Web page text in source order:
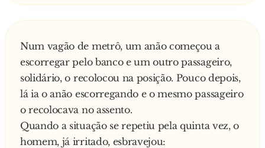
Num vagão de metrô, um anão começou a
escorregar pelo banco e um outro passageiro,
solidário, o recolocou na posição. Pouco depois,
lá ia o anão escorregando e o mesmo passageiro
o recolocava no assento.
Quando a situação se repetiu pela quinta vez, o
homem, já irritado, esbravejou: